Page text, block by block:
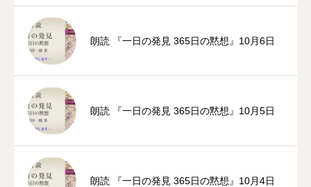
朗読 『一日の発見 365日の黙想』10月6日
朗読 『一日の発見 365日の黙想』10月5日
朗読 『一日の発見 365日の黙想』10月4日